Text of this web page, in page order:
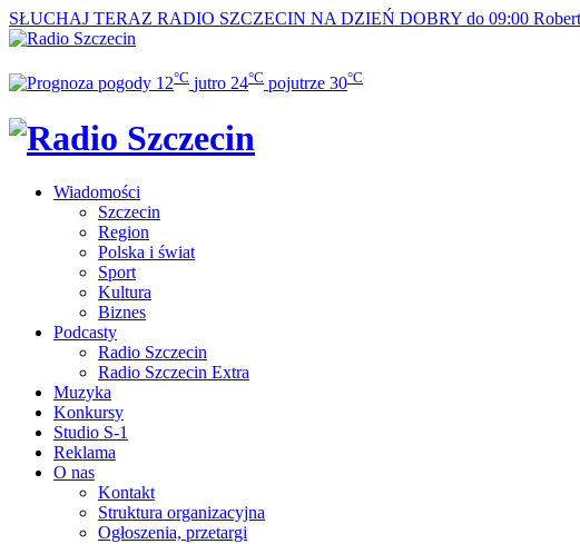
SŁUCHAJ TERAZ RADIO SZCZECIN NA DZIEŃ DOBRY do 09:00
12°C jutro 24°C pojutrze 30°C
Wiadomości
Szczecin
Region
Polska i świat
Sport
Kultura
Biznes
Podcasty
Radio Szczecin
Radio Szczecin Extra
Muzyka
Konkursy
Studio S-1
Reklama
O nas
Kontakt
Struktura organizacyjna
Ogłoszenia, przetargi